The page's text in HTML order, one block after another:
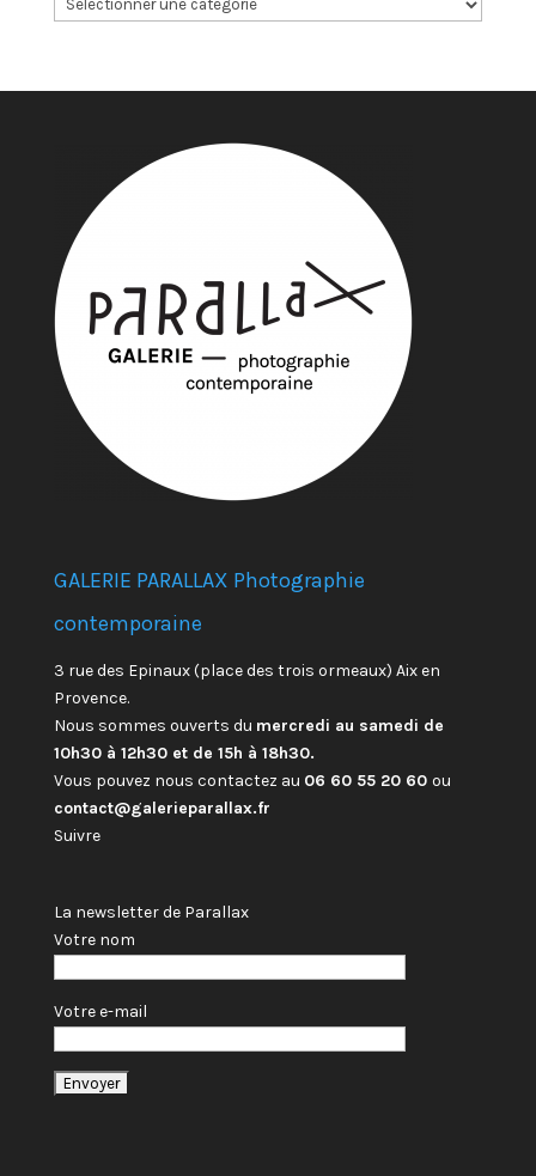
GALERIE PARALLAX Photographie
contemporaine
3 rue des Epinaux (place des trois ormeaux) Aix en
Provence.
Nous sommes ouverts du mercredi au samedi de
10h30 à 12h30 et de 15h à 18h30.
Vous pouvez nous contactez au 06 60 55 20 60 ou
contact@galerieparallax.fr
Suivre
La newsletter de Parallax
Votre nom
Votre e-mail